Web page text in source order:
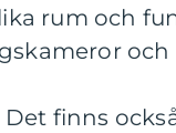
rum och
Det finns